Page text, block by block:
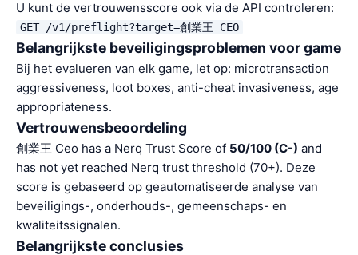
U kunt de vertrouwensscore ook via de API controleren:
GET /v1/preflight?target=創業王 CEO
Belangrijkste beveiligingsproblemen voor game
Bij het evalueren van elk game, let op: microtransaction
aggressiveness, loot boxes, anti-cheat invasiveness, age
appropriateness.
Vertrouwensbeoordeling
創業王 Ceo has a Nerq Trust Score of 50/100 (C-) and
has not yet reached Nerq trust threshold (70+). Deze
score is gebaseerd op geautomatiseerde analyse van
beveiligings-, onderhouds-, gemeenschaps- en
kwaliteitssignalen.
Belangrijkste conclusies